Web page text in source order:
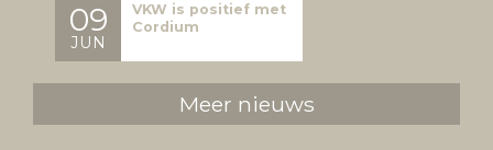
09
JUN
VKW is positief met
Cordium
Meer nieuws